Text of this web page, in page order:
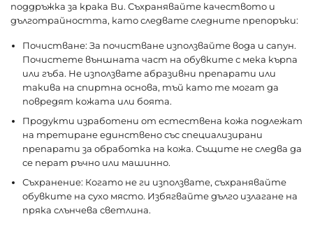
поддръжка за крака Ви. Съхранявайте качеството и
дълготрайността, като следвате следните препоръки:
Почистване: За почистване използвайте вода и сапун.
Почистете външната част на обувките с мека кърпа
или гъба. Не използвате абразивни препарати или
такива на спиртна основа, тъй като те могат да
повредят кожата или боята.
Продукти изработени от естествена кожа подлежат
на третиране единствено със специализирани
препарати за обработка на кожа. Същите не следва да
се перат ръчно или машинно.
Съхранение: Когато не ги използвате, съхранявайте
обувките на сухо място. Избягвайте дълго излагане на
пряка слънчева светлина.